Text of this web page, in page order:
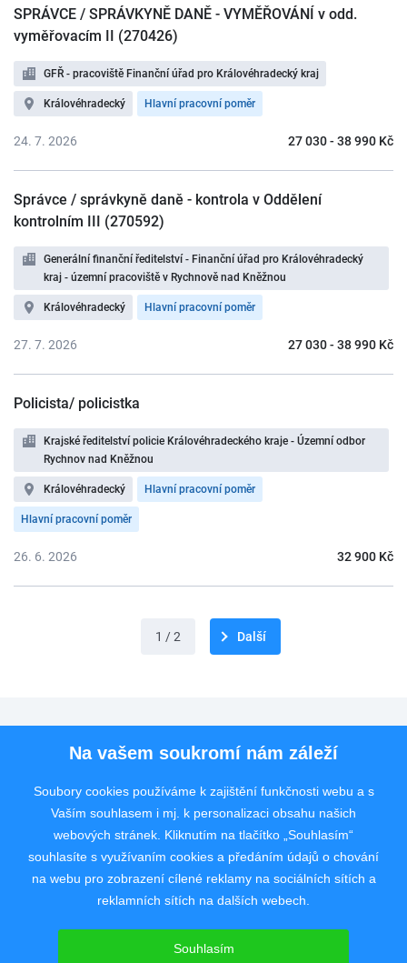
SPRÁVCE / SPRÁVKYNĚ DANĚ - VYMĚŘOVÁNÍ v odd.
vyměřovacím II (270426)
GFŘ - pracoviště Finanční úřad pro Královéhradecký kraj
Královéhradecký Hlavní pracovní poměr
27 030 - 38 990 Kč
24. 7. 2026
Správce / správkyně daně - kontrola v Oddělení
kontrolním III (270592)
Generální finanční ředitelství - Finanční úřad pro Královéhradecký
kraj - územní pracoviště v Rychnově nad Kněžnou
Královéhradecký Hlavní pracovní poměr
27 030 - 38 990 Kč
27. 7. 2026
Policista/ policistka
Krajské ředitelství policie Královéhradeckého kraje - Územní odbor
Rychnov nad Kněžnou
Královéhradecký Hlavní pracovní poměr
Hlavní pracovní poměr
32 900 Kč
26. 6. 2026
1 / 2 Další
Pro uchazeče
Rychlý kontakt
Na vašem soukromí nám záleží
Soubory cookies používáme k zajištění funkčnosti webu a s
Vaším souhlasem i mj. k personalizaci obsahu našich
webových stránek. Kliknutím na tlačítko „Souhlasím“
souhlasíte s využívaním cookies a předáním údajů o chování
na webu pro zobrazení cílené reklamy na sociálních sítích a
reklamních sítích na dalších webech.
Souhlasím